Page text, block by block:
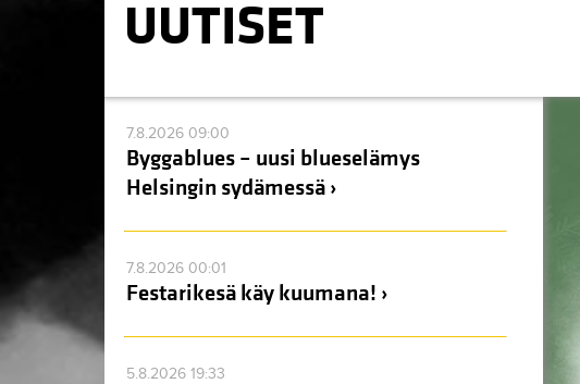
UUTISET
7.8.2026 09:00
Byggablues – uusi blueselämys
Helsingin sydämessä ›
7.8.2026 00:01
Festarikesä käy kuumana! ›
5.8.2026 19:33